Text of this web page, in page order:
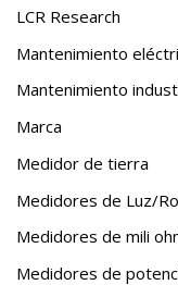
LCR Research
Mantenimiento
Mantenimiento
Marca
Medidor de tierra
Medidores de Luz/
Medidores de mili
Medidores de